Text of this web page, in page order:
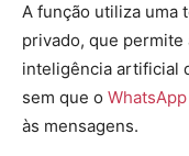
A função utiliza uma
privado, que permite
inteligência artificial
sem que o WhatsApp
às mensagens.